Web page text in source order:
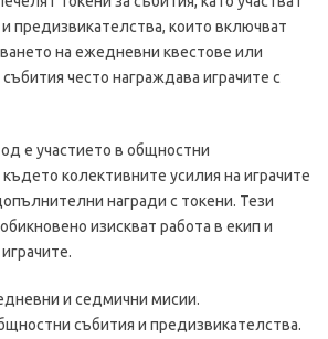
предизвикателства, които включват
на ежедневни квестове или
често награждава играчите с
е участието в общностни
колективните усилия на играчите
награди с токени. Тези
изискват работа в екип и
и седмични мисии.
събития и предизвикателства.